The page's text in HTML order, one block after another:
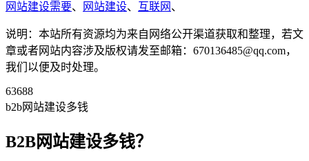
网站建设需要、 网站建设、 互联网 、
说明：本站所有资源均为来自网络公开渠道获取和整理，若文
章或者网站内容涉及版权请发至邮箱：670136485@qq.com，
我们以便及时处理。
63688
b2b网站建设多钱
B2B网站建设多钱？